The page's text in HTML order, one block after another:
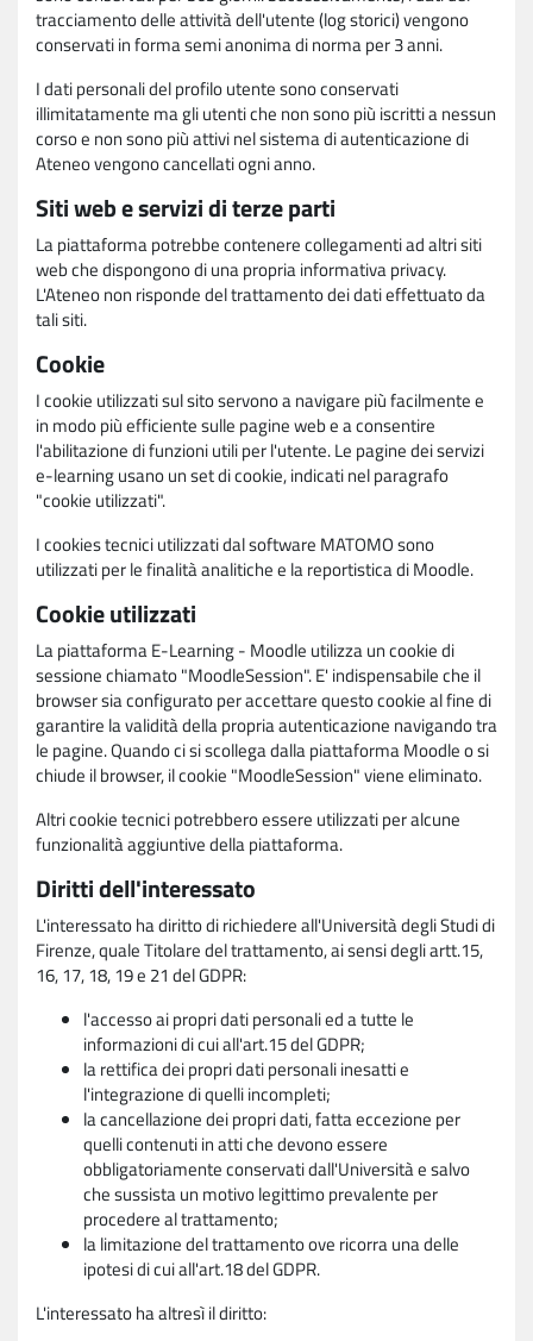
tracciamento delle attività dell'utente (log storici) vengono
conservati in forma semi anonima di norma per 3 anni.
I dati personali del profilo utente sono conservati
illimitatamente ma gli utenti che non sono più iscritti a nessun
corso e non sono più attivi nel sistema di autenticazione di
Ateneo vengono cancellati ogni anno.
Siti web e servizi di terze parti
La piattaforma potrebbe contenere collegamenti ad altri siti
web che dispongono di una propria informativa privacy.
L'Ateneo non risponde del trattamento dei dati effettuato da
tali siti.
Cookie
I cookie utilizzati sul sito servono a navigare più facilmente e
in modo più efficiente sulle pagine web e a consentire
l'abilitazione di funzioni utili per l'utente. Le pagine dei servizi
e-learning usano un set di cookie, indicati nel paragrafo
"cookie utilizzati".
I cookies tecnici utilizzati dal software MATOMO sono
utilizzati per le finalità analitiche e la reportistica di Moodle.
Cookie utilizzati
La piattaforma E-Learning - Moodle utilizza un cookie di
sessione chiamato "MoodleSession". E' indispensabile che il
browser sia configurato per accettare questo cookie al fine di
garantire la validità della propria autenticazione navigando tra
le pagine. Quando ci si scollega dalla piattaforma Moodle o si
chiude il browser, il cookie "MoodleSession" viene eliminato.
Altri cookie tecnici potrebbero essere utilizzati per alcune
funzionalità aggiuntive della piattaforma.
Diritti dell'interessato
L'interessato ha diritto di richiedere all'Università degli Studi di
Firenze, quale Titolare del trattamento, ai sensi degli artt.15,
16, 17, 18, 19 e 21 del GDPR:
l'accesso ai propri dati personali ed a tutte le
informazioni di cui all'art.15 del GDPR;
la rettifica dei propri dati personali inesatti e
l'integrazione di quelli incompleti;
la cancellazione dei propri dati, fatta eccezione per
quelli contenuti in atti che devono essere
obbligatoriamente conservati dall'Università e salvo
che sussista un motivo legittimo prevalente per
procedere al trattamento;
la limitazione del trattamento ove ricorra una delle
ipotesi di cui all'art.18 del GDPR.
L'interessato ha altresì il diritto: